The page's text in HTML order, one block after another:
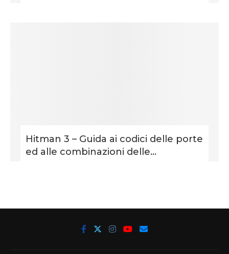
Hitman 3 – Guida ai codici delle porte
ed alle combinazioni delle...